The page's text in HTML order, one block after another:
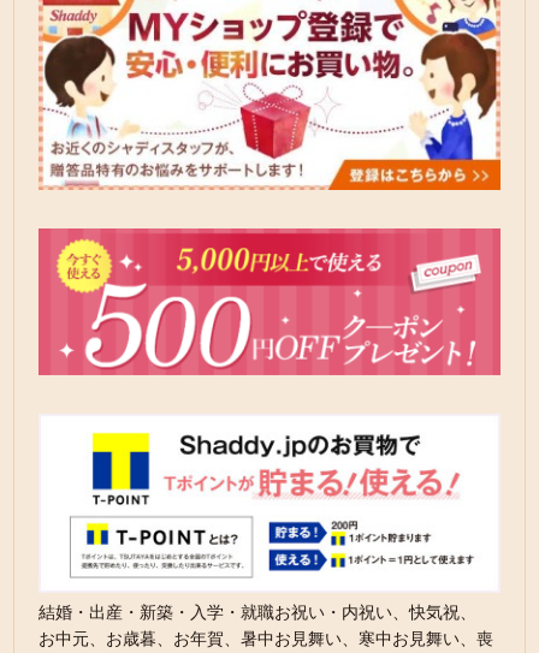
結婚・出産・新築・入学・就職お祝い・内祝い、快気祝、
お中元、お歳暮、お年賀、暑中お見舞い、寒中お見舞い、喪